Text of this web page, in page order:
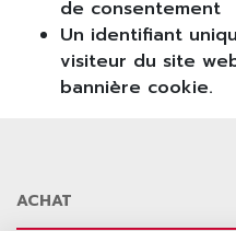
de consentement
Un identifiant
visiteur du site
bannière cookie.
ACHAT